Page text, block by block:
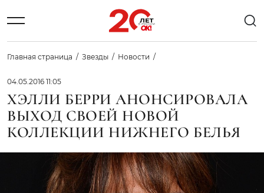
Главная страница Звезды Новости
04.05.2016 11:05
ХЭЛЛИ БЕРРИ АНОНСИРОВАЛА
ВЫХОД СВОЕЙ НОВОЙ
КОЛЛЕКЦИИ НИЖНЕГО БЕЛЬЯ